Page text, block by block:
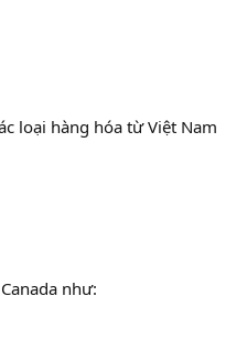
loại hàng hóa từ Việt Nam
như: